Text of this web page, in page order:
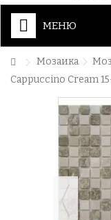
МЕНЮ
Мозаика
Cappuccino Cream